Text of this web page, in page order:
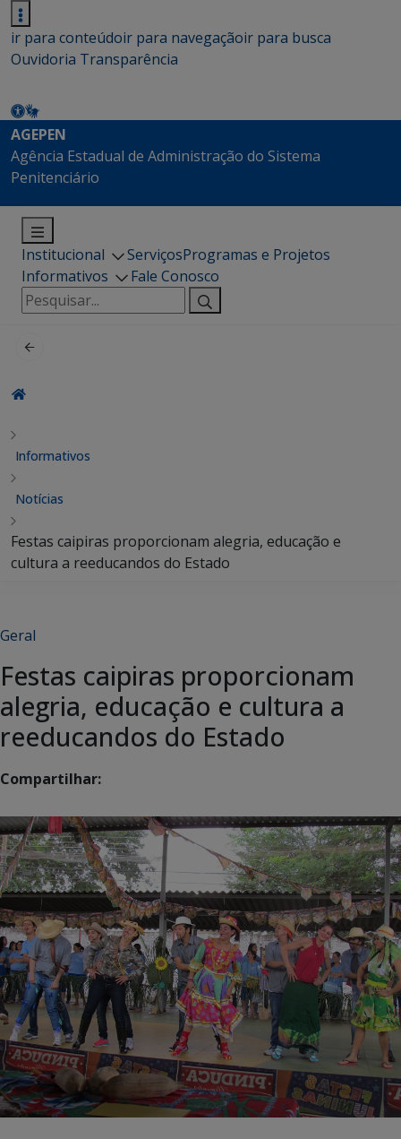
ir para conteúdoir para navegaçãoir para busca
Ouvidoria Transparência
AGEPEN
Agência Estadual de Administração do Sistema
Penitenciário
Institucional ServiçosProgramas e Projetos
Informativos
Fale Conosco
Pesquisar
por:
Informativos
Notícias
Festas caipiras proporcionam alegria, educação e
cultura a reeducandos do Estado
Geral
Festas caipiras proporcionam
alegria, educação e cultura a
reeducandos do Estado
Compartilhar: